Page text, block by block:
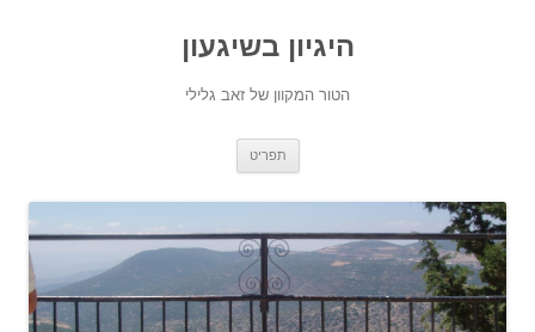
היגיון בשיגעון
הטור המקוון של זאב גלילי
תפריט